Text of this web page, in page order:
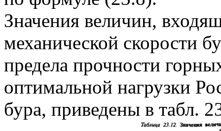
Значения величин,
механической скорости
предела прочности
оптимальной нагрузки
бура, приведены в табл.